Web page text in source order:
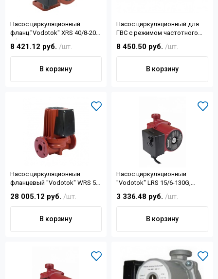
Насос циркуляционный
фланц."Vodotok" ХRS 40/8-200-
F,(150/200/248Вт, 170л/мин
Н-8,d отв.1/2"d фл90мм)
8 421.12 руб. /шт.
В корзину
Насос циркуляционный для
ГВС с режимом частотного
регулирования 1/2
8 450.50 руб. /шт.
В корзину
Насос циркуляционный
фланцевый "Vodotok" WRS 50-
750-F, (0.75кВт, 18м3/ч, Н-12, d
отв.2")
28 005.12 руб. /шт.
В корзину
Насос циркуляционный
"Vodotok" LRS 15/6-130G,
(46/67/93Вт, 48 л/мин, Н-6м, 2
штуцера d 3/4")
3 336.48 руб. /шт.
В корзину